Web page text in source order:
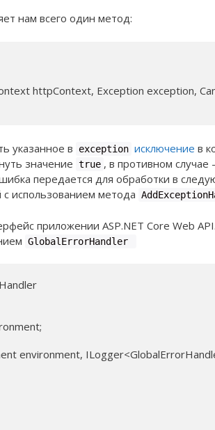
нам всего один метод:
httpContext, Exception exception,
указанное в exception исключение в
значение true , в противном случае
передается для обработки в
с использованием метода
приложении ASP.NET Core Web
GlobalErrorHandler
environment,